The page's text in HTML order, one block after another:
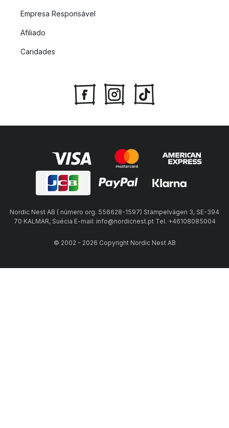
Empresa Responsável
Afiliado
Caridades
Nordic Nest AB ( número org. 556628-1597) Stämpelvägen 3, SE-394
70 KALMAR, Suécia E-mail: info@nordicnest.pt Tel. +46108085004
© 2002 - 2026 Copyright Nordic Nest AB